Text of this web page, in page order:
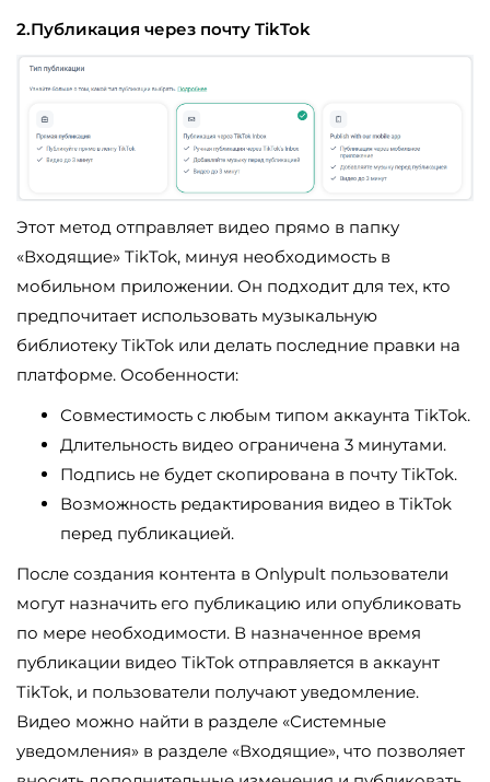
2.Публикация через почту TikTok
Этот метод отправляет видео прямо в папку
«Входящие» TikTok, минуя необходимость в
мобильном приложении. Он подходит для тех, кто
предпочитает использовать музыкальную
библиотеку TikTok или делать последние правки на
платформе. Особенности:
Совместимость с любым типом аккаунта TikTok.
Длительность видео ограничена 3 минутами.
Подпись не будет скопирована в почту TikTok.
Возможность редактирования видео в TikTok
перед публикацией.
После создания контента в Onlypult пользователи
могут назначить его публикацию или опубликовать
по мере необходимости. В назначенное время
публикации видео TikTok отправляется в аккаунт
TikTok, и пользователи получают уведомление.
Видео можно найти в разделе «Системные
уведомления» в разделе «Входящие», что позволяет